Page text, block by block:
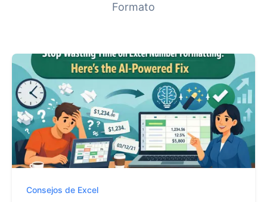
Formato
Consejos de Excel